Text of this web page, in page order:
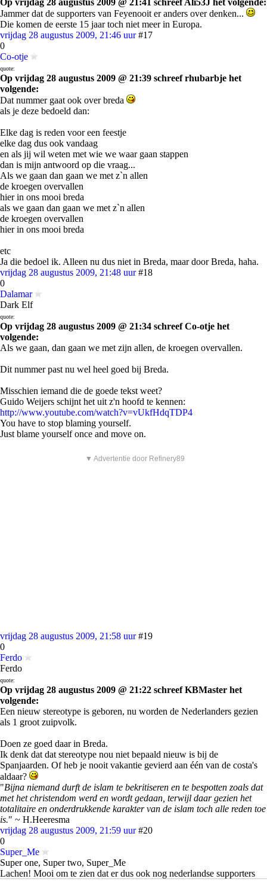
Op vrijdag 28 augustus 2009 @ 21:41 schreef Ali53J het volgende:
Jammer dat de supporters van Feyenooit er anders over denken...
Die komen de eerste 15 jaar toch niet meer in Europa.
vrijdag 28 augustus 2009, 21:46 uur #17
0
Co-otje
quote:
Op vrijdag 28 augustus 2009 @ 21:39 schreef rhubarbje het
volgende:
Dat nummer gaat ook over breda
als je deze bedoeld dan:
Elke dag is reden voor een feestje
elke dag dus ook vandaag
en als jij wil weten met wie we waar gaan stappen
dan is mijn antwoord op die vraag...
Als we gaan dan gaan we met z`n allen
de kroegen overvallen
hier in ons mooi breda
als we gaan dan gaan we met z`n allen
de kroegen overvallen
hier in ons mooi breda
etc
Ja die bedoel ik. Alleen nu dus niet in Breda, maar door Breda, haha.
vrijdag 28 augustus 2009, 21:48 uur #18
0
Dalamar
Dark Elf
quote:
Op vrijdag 28 augustus 2009 @ 21:34 schreef Co-otje het
volgende:
Als we gaan, dan gaan we met zijn allen, de kroegen overvallen.
Dit nummer past nu wel heel goed bij Breda.
Misschien iemand die de goede tekst weet?
Guido Weijers schijnt het uit z'n hoofd te kennen:
http://www.youtube.com/watch?v=vUkfHdqTDP4
You have to stop blaming yourself.
Just blame yourself once and move on.
▼ Advertentie door Refinery89
vrijdag 28 augustus 2009, 21:58 uur #19
0
Ferdo
Ferdo
quote:
Op vrijdag 28 augustus 2009 @ 21:22 schreef KBMaster het
volgende:
Een nieuw stereotype is geboren, nu worden de Nederlanders gezien
als 1 groot zuipvolk.
Doen ze goed daar in Breda.
Ik denk dat dat stereotype nou niet bepaald nieuw is bij de
Spanjaarden. Of heb je nooit vakantie gevierd aan één van de costa's
aldaar?
"Bijna niemand durft de islam te bekritiseren en te bespotten zoals dat
met het christendom werd en wordt gedaan, terwijl daar gezien het
totalitaire en onderdrukkende karakter van de islam toch alle reden toe
is." ~ H.Heeresma
vrijdag 28 augustus 2009, 21:59 uur #20
0
Super_Me
Super one, Super two, Super_Me
Lachen! Mooi om te zien dat er dus ook nog nederlandse supporters